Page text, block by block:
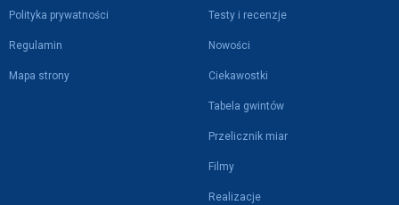
Polityka prywatności
Regulamin
Mapa strony
Testy i recenzje
Nowości
Ciekawostki
Tabela gwintów
Przelicznik miar
Filmy
Realizacje